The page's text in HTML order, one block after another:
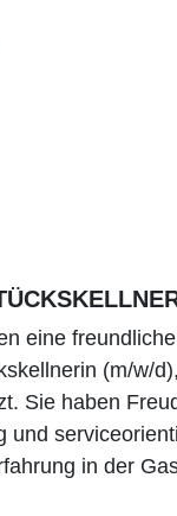
eine
(m/w/
Sie haben
und
in der